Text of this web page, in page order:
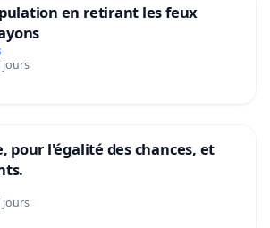
en retirant les feux
jours
pour l'égalité des chances, et
jours